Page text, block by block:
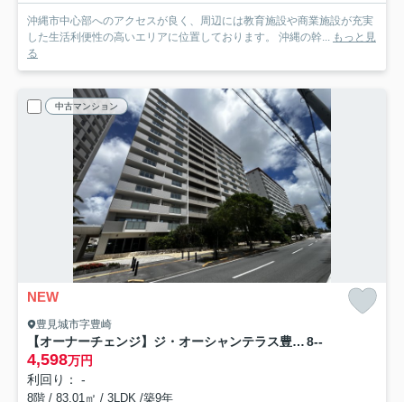
沖縄市中心部へのアクセスが良く、周辺には教育施設や商業施設が充実
した生活利便性の高いエリアに位置しております。 沖縄の幹... もっと見
る
中古マンション
NEW
豊見城市字豊崎
【オーナーチェンジ】ジ・オーシャンテラス豊崎サンセットテラス 8--
4,598万円
利回り： -
8階 / 83.01㎡ / 3LDK /築9年